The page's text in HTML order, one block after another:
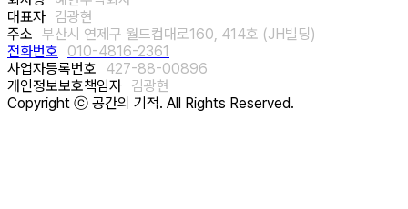
대표자 김광현
주소 부산시 연제구 월드컵대로160, 414호 (JH빌딩)
전화번호
010-4816-2361
사업자등록번호
427-88-00896
개인정보보호책임자 김광현
Copyright ⓒ 공간의 기적. All Rights Reserved.